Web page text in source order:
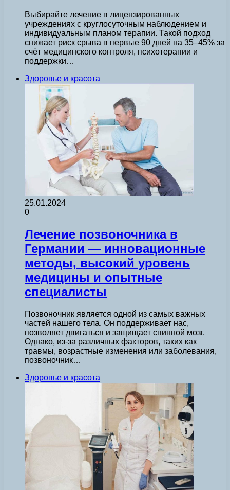
Выбирайте лечение в лицензированных
учреждениях с круглосуточным наблюдением и
индивидуальным планом терапии. Такой подход
снижает риск срыва в первые 90 дней на 35–45% за
счёт медицинского контроля, психотерапии и
поддержки…
Здоровье и красота
25.01.2024
0
Лечение позвоночника в
Германии — инновационные
методы, высокий уровень
медицины и опытные
специалисты
Позвоночник является одной из самых важных
частей нашего тела. Он поддерживает нас,
позволяет двигаться и защищает спинной мозг.
Однако, из-за различных факторов, таких как
травмы, возрастные изменения или заболевания,
позвоночник…
Здоровье и красота